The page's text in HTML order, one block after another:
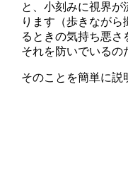
と、小刻みに視界が
ります（歩きなが
るときの気持ち悪さ
それを防いでいるの
そのことを簡単に説